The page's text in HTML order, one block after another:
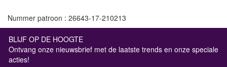
Nummer patroon : 26643-17-210213
BLIJF OP DE HOOGTE
Ontvang onze nieuwsbrief met de laatste trends en onze speciale
acties!